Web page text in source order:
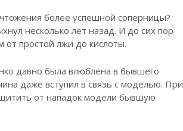
более успешной соперницы?
несколько лет назад. И до сих пор
простой лжи до кислоты.
давно была влюблена в бывшего
даже вступил в связь с моделью. При
от нападок модели бывшую